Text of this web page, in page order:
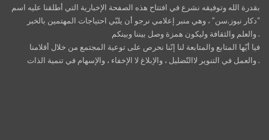
بقدرة الله وتوفيقه نشرع في افتتاح هذه الصفحة الإخبارية التي أطلقنا عليه اسم
“دكار نيوز.سن” ، وهي منبر إعلامي نرجو أن يلبّي احتياجات المهتمين بالخبر
والعلم والثقافة وليكون همزة وصل بيننا وبينكم .
فيا أيّها المتابع والمتابعة لنا إنّنا نحرص على توعية المجتمع من خلال أقلامنا
والعمل في التنوير لاالتّضليل ، والإبلاغ لا الإخفاء ، والإسهام في تنمية الذات .